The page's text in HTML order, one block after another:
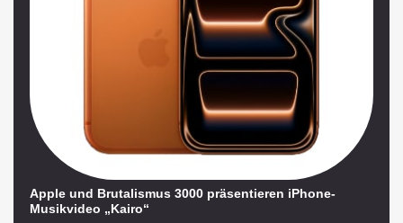
Apple und Brutalismus 3000 präsentieren iPhone-
Musikvideo „Kairo“